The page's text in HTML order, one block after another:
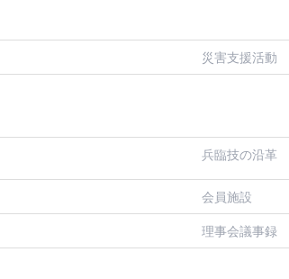
災害支援活動
兵臨技の沿革
会員施設
理事会議事録